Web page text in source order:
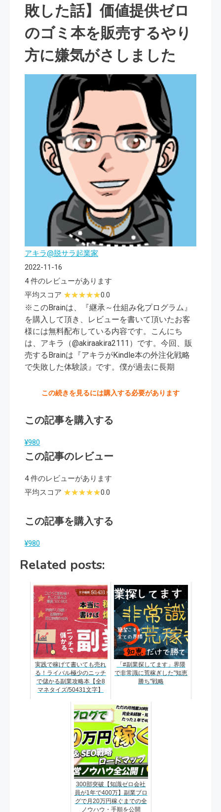
敗した話】価値提供ゼロ
のゴミ本を販売するやり
方に嫌気がさしました
アキラ@脱サラ起業家
2022-11-16
4 件のレビューがあります
平均スコア
0.0
※このBrainは、『継承～仕組み化プログラム』
を購入して頂き、レビューを書いて頂いたお客
様には無料配布している内容です。こんにち
は、アキラ（@akiraakira2111）です。今回、販
売するBrainは『アキラがKindle本の外注化戦略
で失敗した体験談』です。僕が過去に長期
この続きを見るには購入する必要があります
この記事を購入する
¥980
この記事のレビュー
4 件のレビューがあります
平均スコア
0.0
この記事を購入する
¥980
Related posts:
実践で稼げて書いても売れ
る！ライバル極少のニッチ
で儲かる副業攻略本【全8
マネタイズ/50431文字】
「#副業探してます」界隈
で非常識に荒稼ぎした"知恵
勝ち"戦略
300部突破【知識ゼロ会社
員が1年で400万】副業ブロ
グで月20万円稼ぐまでの全
ノウハウ・手順を公開